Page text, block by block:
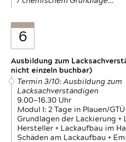
6
Ausbildung zum
nicht einzeln buchbar)
Termin 3/10: Ausbildung zum
Lacksachverständigen
9.00—16.30 Uhr
Modul I: 2 Tage in Plauen/
Grundlagen der Lackierung +
Hersteller + Lackaufbau im
Schäden am Lackaufbau +